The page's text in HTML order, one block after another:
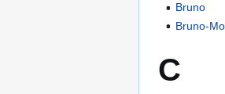
Bruno
Bruno-
C